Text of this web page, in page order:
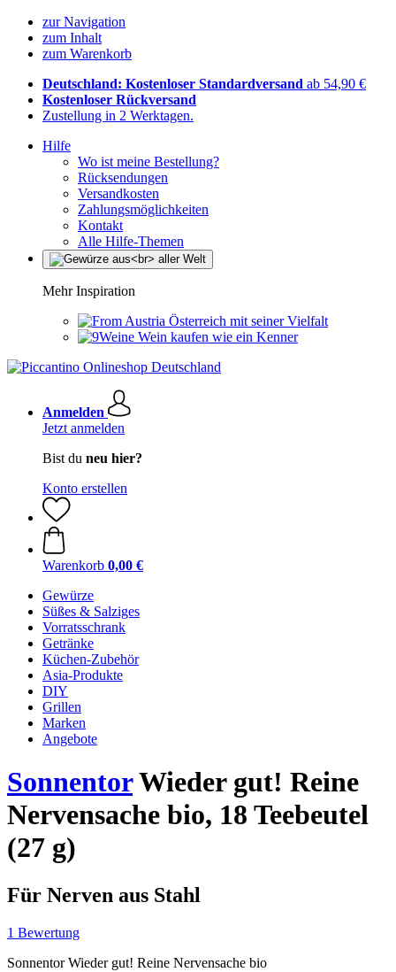
zur Navigation
zum Inhalt
zum Warenkorb
Deutschland: Kostenloser Standardversand ab 54,90 €
Kostenloser Rückversand
Zustellung in 2 Werktagen.
Hilfe
Wo ist meine Bestellung?
Rücksendungen
Versandkosten
Zahlungsmöglichkeiten
Kontakt
Alle Hilfe-Themen
Mehr Inspiration
Österreich mit seiner Vielfalt
Wein kaufen wie ein Kenner
Anmelden
Jetzt anmelden
Bist du neu hier?
Konto erstellen
Warenkorb 0,00 €
Gewürze
Süßes & Salziges
Vorratsschrank
Getränke
Küchen-Zubehör
Asia-Produkte
DIY
Grillen
Marken
Angebote
SonnentorWieder gut! Reine
Nervensache bio, 18 Teebeutel
(27 g)
Für Nerven aus Stahl
1 Bewertung
Sonnentor Wieder gut! Reine Nervensache bio